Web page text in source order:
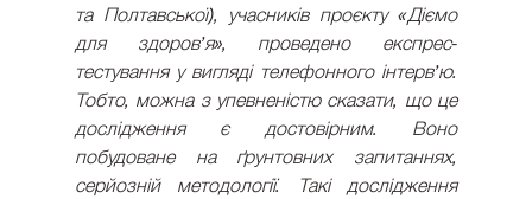
та Полтавської), учасників проєкту «Діємо
для здоров’я», проведено експрес-
тестування у вигляді телефонного інтерв’ю.
Тобто, можна з упевненістю сказати, що це
дослідження є достовірним. Воно
побудоване на ґрунтовних запитаннях,
серйозній методології. Такі дослідження